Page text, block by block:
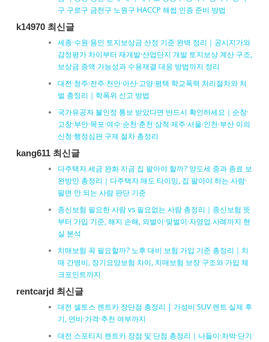
구 구로구 금천구 노원구 HACCP 해썹 인증 준비 방법
k14970 최신글
세종·수원·용인 토지보상금 산정 기준 완벽 정리｜공시지가와
감정평가 차이부터 재개발·산업단지 개발 토지보상 계산 구조,
보상금 증액 가능성과 수용재결 대응 방법까지 정리
대전·청주·전주·천안·아산·고양·평택 학교폭력 처리절차와 처
벌 총정리｜학폭위 신고 방법
국가유공자 불인정 통보 받았다면 반드시 확인하세요｜순창·
고창·부안·목포·여수·순천·춘천·삼척·제주·서울·인천·부산 이의
신청·행정심판 구제 절차 총정리
kang611 최신글
다주택자 세금 완화 지금 집 팔아야 할까? 양도세 중과 종료 보
완방안 총정리｜다주택자 매도 타이밍, 집 팔아야 하는 사람·
팔면 안 되는 사람 판단 기준
종신보험 필요한 사람 vs 필요없는 사람 총정리｜종신보험 뜻
부터 가입 기준, 해지 손해, 외벌이·맞벌이·자영업 사례까지 현
실 분석
치매보험 꼭 필요할까? 노후 대비 보험 가입 기준 총정리｜치
매 간병비, 장기요양보험 차이, 치매보험 보장 구조와 가입 체
크포인트까지
rentcarjd 최신글
대전 셀토스 렌트카 장단점 총정리 | 가성비 SUV 렌트 실제 후
기, 연비·가격·추천 여부까지
대전 스포티지 렌트카 장점 및 단점 총정리｜나들이·차박·단기